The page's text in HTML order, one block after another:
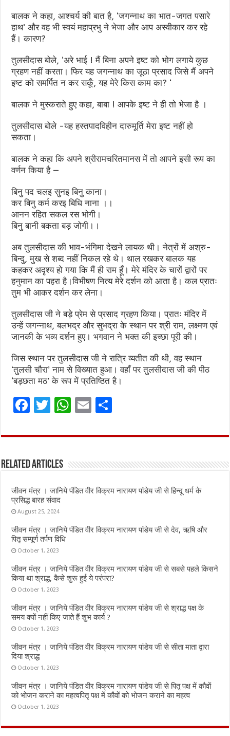
बालक ने कहा, आश्चर्य की बात है, ‘जगन्नाथ का भात-जगत पसारे
हाथ’ और वह भी स्वयं महाप्रभु ने भेजा और आप अस्वीकार कर रहे
हैं। कारण?
तुलसीदास बोले, ‘अरे भाई ! मैं बिना अपने इष्ट को भोग लगाये कुछ
ग्रहण नहीं करता। फिर यह जगन्नाथ का जूठा प्रसाद जिसे मैं अपने
इष्ट को समर्पित न कर सकूँ, यह मेरे किस काम का? ‘
बालक ने मुस्कराते हुए कहा, बाबा ! आपके इष्ट ने ही तो भेजा है ।
तुलसीदास बोले -यह हस्तपादविहीन दारुमूर्ति मेरा इष्ट नहीं हो
सकता।
बालक ने कहा कि अपने श्रीरामचरितमानस में तो आपने इसी रूप का
वर्णन किया है —
बिनु पद चलइ सुनइ बिनु काना।
कर बिनु कर्म करइ बिधि नाना ।।
आनन रहित सकल रस भोगी।
बिनु बानी बकता बड़ जोगी।।
अब तुलसीदास की भाव-भंगिमा देखने लायक थी। नेत्रों में अश्रु-
बिन्दु, मुख से शब्द नहीं निकल रहे थे। थाल रखकर बालक यह
कहकर अदृश्य हो गया कि मैं ही राम हूँ। मेरे मंदिर के चारों द्वारों पर
हनुमान का पहरा है।विभीषण नित्य मेरे दर्शन को आता है। कल प्रातः
तुम भी आकर दर्शन कर लेना।
तुलसीदास जी ने बड़े प्रेम से प्रसाद ग्रहण किया। प्रातः मंदिर में
उन्हें जगन्नाथ, बलभद्र और सुभद्रा के स्थान पर श्री राम, लक्ष्मण एवं
जानकी के भव्य दर्शन हुए। भगवान ने भक्त की इच्छा पूरी की।
जिस स्थान पर तुलसीदास जी ने रात्रि व्यतीत की थी, वह स्थान
‘तुलसी चौरा’ नाम से विख्यात हुआ। वहाँ पर तुलसीदास जी की पीठ
‘बड़छता मठ’ के रूप में प्रतिष्ठित है।
F
ce
o
o
k
T
it
r
W
at
A
p
E
ai ar
Related Articles
जीवन मंत्र । जानिये पंडित वीर विक्रम नारायण पांडेय जी से हिन्दू धर्म के
प्रसिद्ध बारह संवाद
August 25, 2024
जीवन मंत्र । जानिये पंडित वीर विक्रम नारायण पांडेय जी से देव, ऋषि और
पितृ सम्पूर्ण तर्पण विधि
October 1, 2023
जीवन मंत्र । जानिये पंडित वीर विक्रम नारायण पांडेय जी से सबसे पहले किसने
किया था श्राद्ध, कैसे शुरू हुई ये परंपरा?
October 1, 2023
जीवन मंत्र । जानिये पंडित वीर विक्रम नारायण पांडेय जी से श्राद्ध पक्ष के
समय क्यों नहीं किए जाते हैं शुभ कार्य ?
October 1, 2023
जीवन मंत्र । जानिये पंडित वीर विक्रम नारायण पांडेय जी से सीता माता द्वारा
दिया श्राद्ध
October 1, 2023
जीवन मंत्र । जानिये पंडित वीर विक्रम नारायण पांडेय जी से पितृ पक्ष में कौवों
को भोजन कराने का महत्वपितृ पक्ष में कौवों को भोजन कराने का महत्व
October 1, 2023